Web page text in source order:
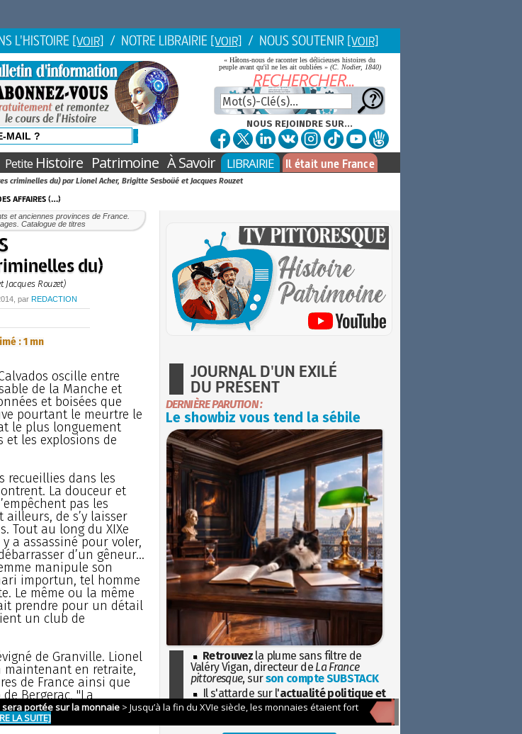
L'HISTOIRE [VOIR] / NOTRE LIBRAIRIE [VOIR] / NOUS SOUTENIR [VOIR]
« Hâtons-nous de raconter les délicieuses histoires du
peuple avant qu'il ne les ait oubliées » (C. Nodier, 1840)
NOUS REJOINDRE SUR...
PetiteHistoire Patrimoine À Savoir LIBRAIRIE Il était une France
criminelles du) par Lionel Acher, Brigitte Sesboüé et Jacques Rouzet
affaires (…)
et anciennes provinces de France.
Catalogue de titres
du)
Jacques Rouzet)
, par REDACTION
: 1 mn
oscille entre
de la Manche et
et boisées que
pourtant le meurtre le
le plus longuement
et les explosions de
recueillies dans les
La douceur et
pas les
de s’y laisser
Tout au long du XIXe
a assassiné pour voler,
d’un gêneur...
manipule son
importun, tel homme
Le même ou la même
prendre pour un détail
un club de
de Granville. Lionel
maintenant en retraite,
de France ainsi que
Bergerac, "La
Bordas " et de
JOURNAL D'UN EXILÉ
DU PRÉSENT
DERNIÈRE PARUTION :
Le showbiz vous tend la sébile
Retrouvez la plume sans filtre de
Valéry Vigan, directeur de La France
pittoresque, surson compte SUBSTACK
Il s'attarde sur l'actualité politique et
sociétaleavec la hauteur de vue de